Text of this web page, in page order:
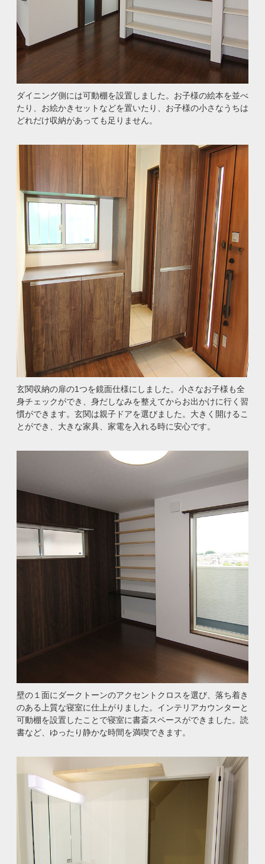
ダイニング側には可動棚を設置しました。お子様の絵本を並べ
たり、お絵かきセットなどを置いたり、お子様の小さなうちは
どれだけ収納があっても足りません。
玄関収納の扉の1つを鏡面仕様にしました。小さなお子様も全
身チェックができ、身だしなみを整えてからお出かけに行く習
慣ができます。玄関は親子ドアを選びました。大きく開けるこ
とができ、大きな家具、家電を入れる時に安心です。
壁の１面にダークトーンのアクセントクロスを選び、落ち着き
のある上質な寝室に仕上がりました。インテリアカウンターと
可動棚を設置したことで寝室に書斎スペースができました。読
書など、ゆったり静かな時間を満喫できます。